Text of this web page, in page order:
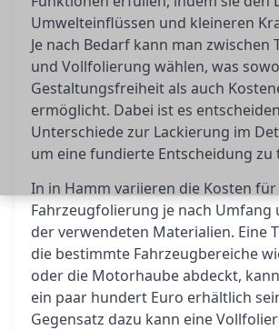
Umwelteinflüssen und kleineren
Je nach Bedarf kann man zwischen
und Vollfolierung wählen, was
Gestaltungsfreiheit als auch
ermöglicht. Dabei ist es
Unterschiede zur Lackierung im
um eine fundierte Entscheidung zu
In in Hamm variieren die Kosten für
Fahrzeugfolierung je nach Umfang
der verwendeten Materialien. Eine
die bestimmte Fahrzeugbereiche
oder die Motorhaube abdeckt,
ein paar hundert Euro erhältlich
Gegensatz dazu kann eine